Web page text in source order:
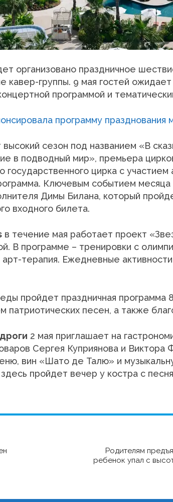
организовано праздничное
кавер-группы. 9 мая гостей
программой и
высокий сезон под названием «В
в подводный мир», премьера
государственного цирка с
Ключевым событием месяца
Димы Билана, который
входного билета.
в течение мая работает проект
В программе – тренировки с
терапия. Ежедневные
пройдет праздничная программа
патриотических песен, а также
2 мая приглашает на
Сергея Куприянова и Виктора
вин «Шато де Талю» и
пройдет вечер у костра с
Родителям
ребенок упал с